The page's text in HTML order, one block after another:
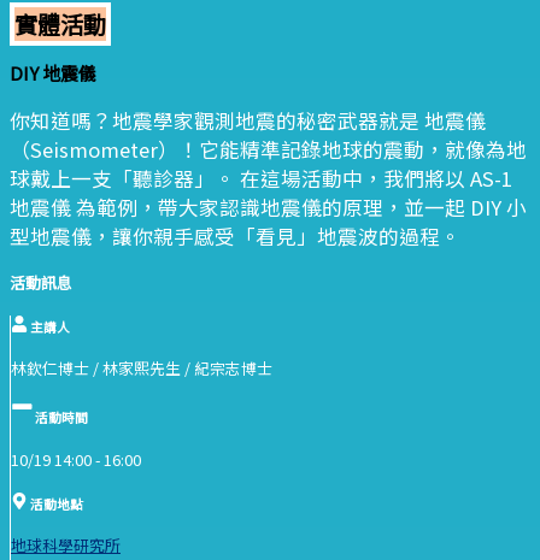
實體活動
DIY 地震儀
你知道嗎？地震學家觀測地震的秘密武器就是 地震儀
（Seismometer）！它能精準記錄地球的震動，就像為地
球戴上一支「聽診器」。 在這場活動中，我們將以 AS-1
地震儀 為範例，帶大家認識地震儀的原理，並一起 DIY 小
型地震儀，讓你親手感受「看見」地震波的過程。
活動訊息
主講人
林欽仁博士 / 林家熙先生 / 紀宗志博士
活動時間
10/19 14:00 -16:00
活動地點
地球科學研究所